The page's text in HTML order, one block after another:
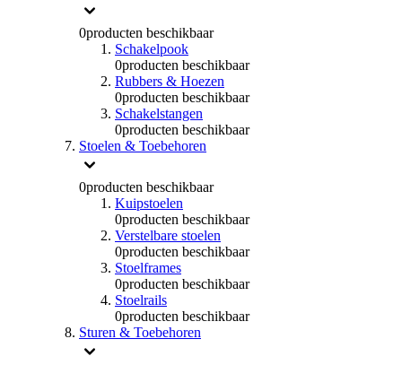
0producten beschikbaar
Schakelpook
0producten beschikbaar
Rubbers & Hoezen
0producten beschikbaar
Schakelstangen
0producten beschikbaar
Stoelen & Toebehoren
0producten beschikbaar
Kuipstoelen
0producten beschikbaar
Verstelbare stoelen
0producten beschikbaar
Stoelframes
0producten beschikbaar
Stoelrails
0producten beschikbaar
Sturen & Toebehoren